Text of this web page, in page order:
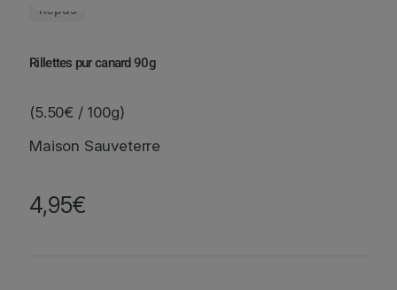
Repas
Rillettes pur canard 90g
(5.50€ / 100g)
Maison Sauveterre
4,95€